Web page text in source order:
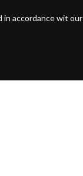
in accordance wit our